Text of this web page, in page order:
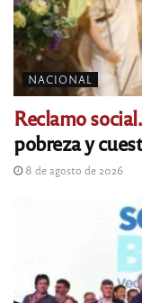
NACIONAL
Reclamo social.
pobreza y
8 de agosto de 2026